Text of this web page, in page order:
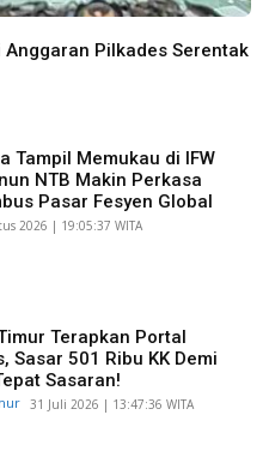
Pilkades Serentak
Tampil Memukau di IFW
NTB Makin Perkasa
Pasar Fesyen Global
2026 | 19:05:37 WITA
Terapkan Portal
Sasar 501 Ribu KK Demi
Sasaran!
​31 Juli 2026 | 13:47:36 WITA